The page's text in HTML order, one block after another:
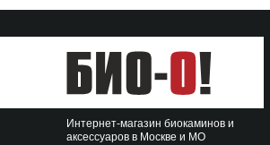
Интернет-магазин биокаминов и
аксессуаров в Москве и МО